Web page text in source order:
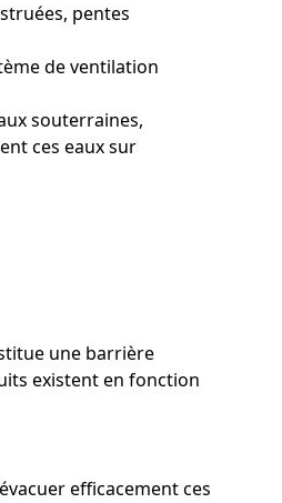
pentes
de ventilation
souterraines,
ces eaux sur
une barrière
existent en fonction
efficacement ces